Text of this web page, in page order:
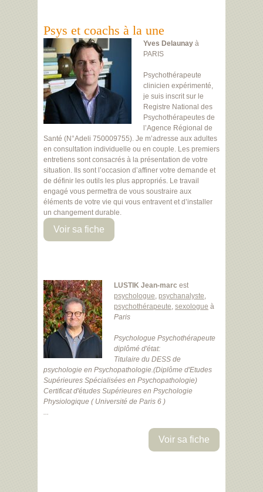
Psys et coachs à la une
Yves Delaunay à
PARIS
Psychothérapeute
clinicien expérimenté,
je suis inscrit sur le
Registre National des
Psychothérapeutes de
l’Agence Régional de
Santé (N°Adeli 750009755). Je m’adresse aux adultes
en consultation individuelle ou en couple. Les premiers
entretiens sont consacrés à la présentation de votre
situation. Ils sont l’occasion d’affiner votre demande et
de définir les outils les plus appropriés. Le travail
engagé vous permettra de vous soustraire aux
éléments de votre vie qui vous entravent et d’installer
un changement durable.
Voir sa fiche
LUSTIK Jean-marc est
psychologue, psychanalyste,
psychothérapeute, sexologue à
Paris
Psychologue Psychothérapeute
diplômé d'état:
Titulaire du DESS de
psychologie en Psychopathologie.(Diplôme d'Etudes
Supérieures Spécialisées en Psychopathologie)
Certificat d'études Supérieures en Psychologie
Physiologique ( Université de Paris 6 )
...
Voir sa fiche